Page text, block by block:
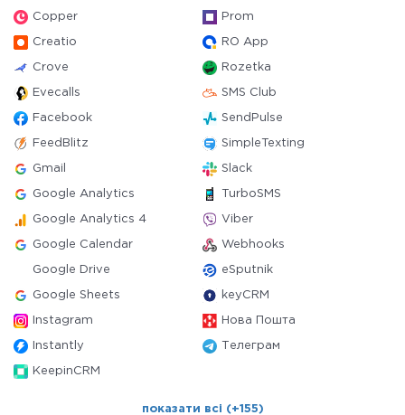
Copper Prom
Creatio RO App
Crove Rozetka
Evecalls SMS Club
Facebook SendPulse
FeedBlitz SimpleTexting
Gmail Slack
Google Analytics TurboSMS
Google Analytics 4 Viber
Google Calendar Webhooks
Google Drive eSputnik
Google Sheets keyCRM
Instagram Нова Пошта
Instantly Телеграм
KeepinCRM
показати всі (+155)